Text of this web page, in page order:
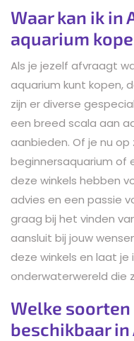
Waar kan ik in
aquarium
Als je jezelf afvraagt
aquarium kunt kopen,
zijn er diverse
een breed scala aan
aanbieden. Of je nu
beginnersaquarium of
deze winkels hebben
advies en een passie
graag bij het vinden
aansluit bij jouw
deze winkels en laat
onderwaterwereld die
Welke
beschikbaar